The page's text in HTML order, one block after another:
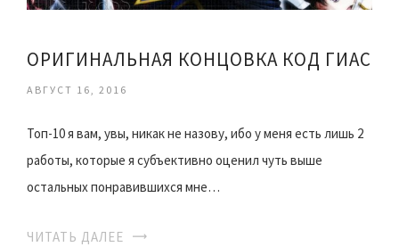
ОРИГИНАЛЬНАЯ КОНЦОВКА КОД ГИАС
АВГУСТ 16, 2016
Топ-10 я вам, увы, никак не назову, ибо у меня есть лишь 2
работы, которые я субъективно оценил чуть выше
остальных понравившихся мне…
ЧИТАТЬ ДАЛЕЕ